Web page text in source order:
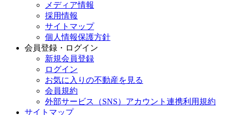
メディア情報
採用情報
サイトマップ
個人情報保護方針
会員登録・ログイン
新規会員登録
ログイン
お気に入りの不動産を見る
会員規約
外部サービス（SNS）アカウント連携利用規約
サイトマップ